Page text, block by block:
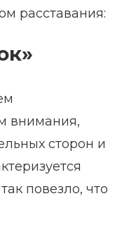
расставания:
внимания,
сторон и
повезло, что